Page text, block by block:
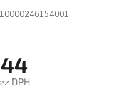
10000246154001
DPH